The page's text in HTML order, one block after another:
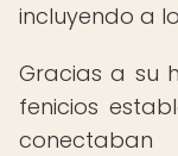
incluyendo a
Gracias a su
fenicios